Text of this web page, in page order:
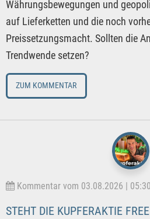
Währungsbewegungen und
auf Lieferketten und die noch
Preissetzungsmacht. Sollten die
Trendwende setzen?
ZUM KOMMENTAR
Kommentar vom 03.08.2026 | 05:30
STEHT DIE KUPFERAKTIE